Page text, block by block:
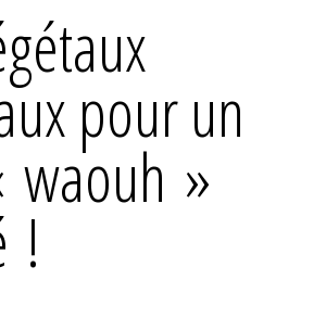
pour un
waouh »
!